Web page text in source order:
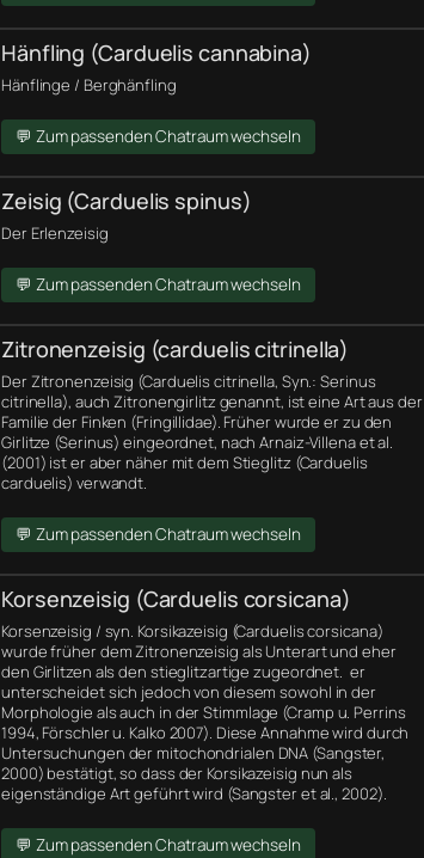
Hänfling (Carduelis cannabina)
Hänflinge / Berghänfling
💬 Zum passenden Chatraum wechseln
Zeisig (Carduelis spinus)
Der Erlenzeisig
💬 Zum passenden Chatraum wechseln
Zitronenzeisig (carduelis citrinella)
Der Zitronenzeisig (Carduelis citrinella, Syn.: Serinus
citrinella), auch Zitronengirlitz genannt, ist eine Art aus der
Familie der Finken (Fringillidae). Früher wurde er zu den
Girlitze (Serinus) eingeordnet, nach Arnaiz-Villena et al.
(2001) ist er aber näher mit dem Stieglitz (Carduelis
carduelis) verwandt.
💬 Zum passenden Chatraum wechseln
Korsenzeisig (Carduelis corsicana)
Korsenzeisig / syn. Korsikazeisig (Carduelis corsicana)
wurde früher dem Zitronenzeisig als Unterart und eher
den Girlitzen als den stieglitzartige zugeordnet. er
unterscheidet sich jedoch von diesem sowohl in der
Morphologie als auch in der Stimmlage (Cramp u. Perrins
1994, Förschler u. Kalko 2007). Diese Annahme wird durch
Untersuchungen der mitochondrialen DNA (Sangster,
2000) bestätigt, so dass der Korsikazeisig nun als
eigenständige Art geführt wird (Sangster et al., 2002).
💬 Zum passenden Chatraum wechseln